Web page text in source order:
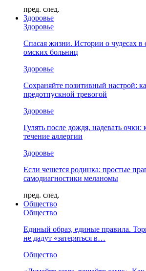
пред. след.
Здоровье
Здоровье
Спасая жизни. Истории о чудесах
омских больниц
Здоровье
Сохраняйте позитивный настрой:
предотпускной тревогой
Здоровье
Гулять после дождя, надевать очки:
течение аллергии
Здоровье
Если чешется родинка: простые
самодиагностики меланомы
пред. след.
Общество
Общество
Единый образ, единые правила.
не дадут «затеряться в…
Общество